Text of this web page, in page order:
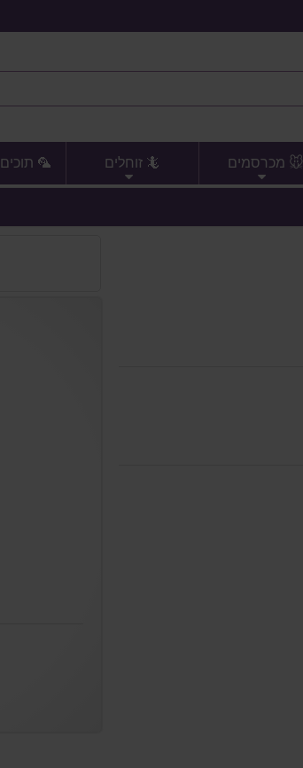
🐭 מכרסמים 🦎 זוחלים 🦜 תוכים